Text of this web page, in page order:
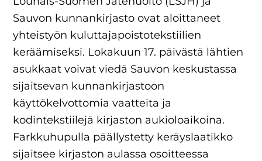
Sauvon kunnankirjasto ovat aloittaneet
yhteistyön kuluttajapoistotekstiilien
keräämiseksi. Lokakuun 17. päivästä lähtien
asukkaat voivat viedä Sauvon keskustassa
sijaitsevan kunnankirjastoon
käyttökelvottomia vaatteita ja
kodintekstiilejä kirjaston aukioloaikoina.
Farkkuhupulla päällystetty keräyslaatikko
sijaitsee kirjaston aulassa osoitteessa